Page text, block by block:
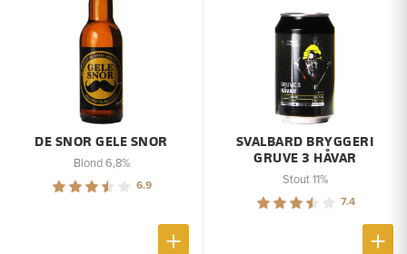
DE SNOR GELE SNOR
Blond 6,8%
6.9
SVALBARD BRYGGERI
GRUVE 3 HÅVAR
Stout 11%
7.4